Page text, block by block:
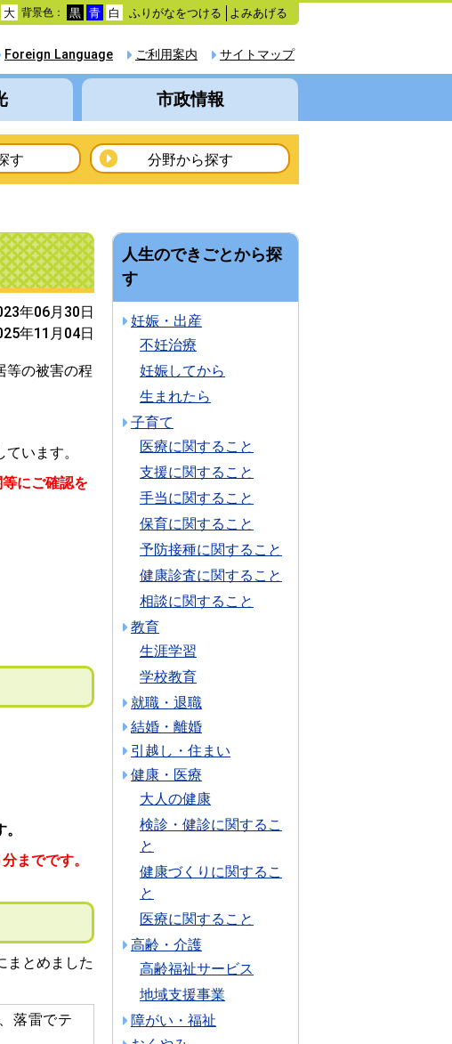
大 背景色： 黒 青 白 ふりがなをつける よみあげる
サイトマップ
ご利用案内
Foreign Language
市政情報
す 分野から探す
年06月30日
年11月04日
等の被害の程
います。
にご確認を
までです。
まとめました
落雷でテ
人生のできごとから探
す
妊娠・出産
不妊治療
妊娠してから
生まれたら
子育て
医療に関すること
支援に関すること
手当に関すること
保育に関すること
予防接種に関すること
健康診査に関すること
相談に関すること
教育
生涯学習
学校教育
就職・退職
結婚・離婚
引越し・住まい
健康・医療
大人の健康
検診・健診に関するこ
と
健康づくりに関するこ
と
医療に関すること
高齢・介護
高齢福祉サービス
地域支援事業
障がい・福祉